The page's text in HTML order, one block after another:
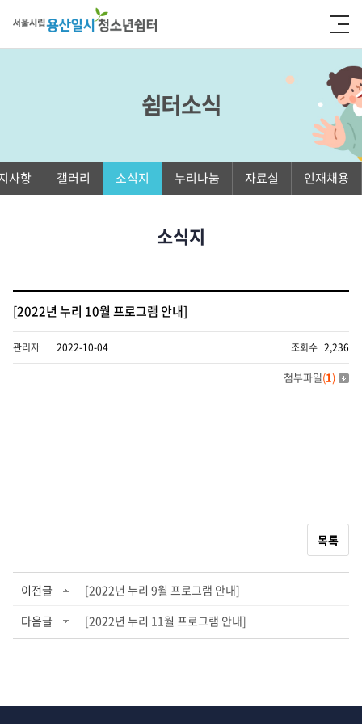
쉼터소식
사항 갤러리 소식지 누리나눔 자료실 인재채용
소식지
[2022년 누리 10월 프로그램 안내]
관리자 2022-10-04 조회수 2,236
첨부파일(1)
목록
이전글
[2022년 누리 9월 프로그램 안내]
다음글
[2022년 누리 11월 프로그램 안내]